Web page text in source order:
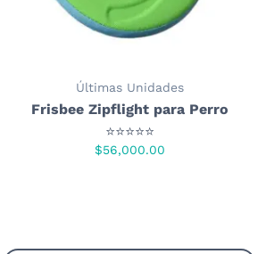
página
de
Últimas Unidades
Frisbee Zipflight para Perro
⭐⭐⭐⭐⭐
$56,000.00